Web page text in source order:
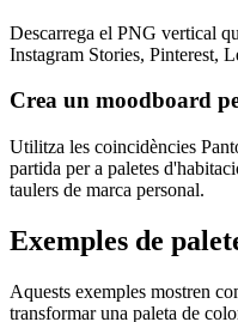
Descarrega el PNG vertical
Instagram Stories, Pinterest,
Crea un moodboard
Utilitza les coincidències
partida per a paletes
taulers de marca personal.
Exemples de
Aquests exemples mostren
transformar una paleta de